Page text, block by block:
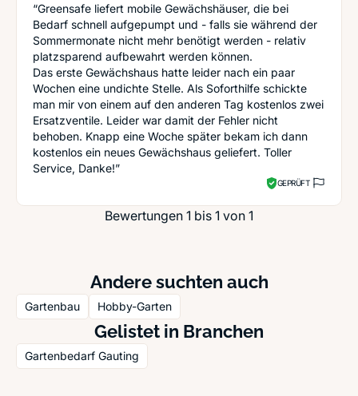
“Greensafe liefert mobile Gewächshäuser, die bei
Bedarf schnell aufgepumpt und - falls sie während der
Sommermonate nicht mehr benötigt werden - relativ
platzsparend aufbewahrt werden können.
Das erste Gewächshaus hatte leider nach ein paar
Wochen eine undichte Stelle. Als Soforthilfe schickte
man mir von einem auf den anderen Tag kostenlos zwei
Ersatzventile. Leider war damit der Fehler nicht
behoben. Knapp eine Woche später bekam ich dann
kostenlos ein neues Gewächshaus geliefert. Toller
Service, Danke!”
GEPRÜFT
Bewertungen 1 bis 1 von 1
Andere suchten auch
Gartenbau Hobby-Garten
Gelistet in Branchen
Gartenbedarf Gauting